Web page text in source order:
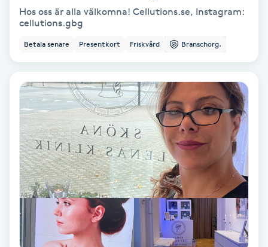
Osteopati
Paraffinbehandling
Pedikyr
Pensionärklippning
Hos oss är alla välkomna! Cellutions.se, Instagram:
cellutions.gbg
Betala senare Presentkort Friskvård Branschorg.